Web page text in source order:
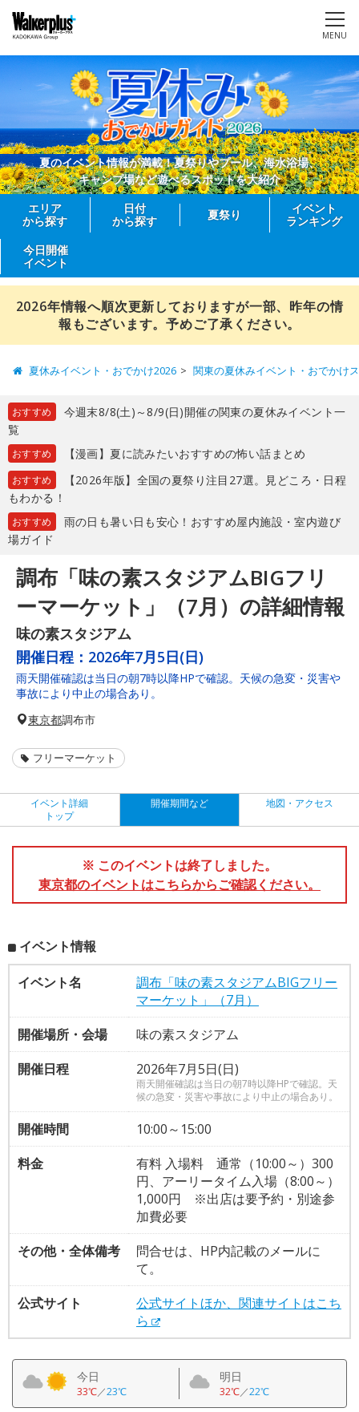
MENU
夏のイベント情報が満載！夏祭りやプール、海水浴場、
キャンプ場など遊べるスポットを大紹介
エリア
から探す
日付
から探す
夏祭り
イベント
ランキング
今日開催
イベント
2026年情報へ順次更新しておりますが一部、昨年の情
報もございます。予めご了承ください。
夏休みイベント・おでかけ2026 関東の夏休みイベント・おでかけ
おすすめ
今週末8/8(土)～8/9(日)開催の関東の夏休みイベント一
覧
おすすめ 【漫画】夏に読みたいおすすめの怖い話まとめ
おすすめ
【2026年版】全国の夏祭り注目27選。見どころ・日程
もわかる！
おすすめ
雨の日も暑い日も安心！おすすめ屋内施設・室内遊び
場ガイド
調布「味の素スタジアムBIGフリ
ーマーケット」（7月）の詳細情報
味の素スタジアム
開催日程： 2026年7月5日(日)
雨天開催確認は当日の朝7時以降HPで確認。天候の急変・災害や
事故により中止の場合あり。
東京都調布市
フリーマーケット
イベント詳細
トップ
開催期間など 地図・アクセス
※ このイベントは終了しました。
東京都のイベントはこちらからご確認ください。
イベント情報
イベント名
調布「味の素スタジアムBIGフリー
マーケット」（7月）
開催場所・会場
味の素スタジアム
開催日程
2026年7月5日(日)
雨天開催確認は当日の朝7時以降HPで確認。天
候の急変・災害や事故により中止の場合あり。
開催時間
10:00～15:00
料金
有料 入場料 通常（10:00～）300
円、アーリータイム入場（8:00～）
1,000円 ※出店は要予約・別途参
加費必要
その他・全体備考
問合せは、HP内記載のメールに
て。
公式サイト
公式サイトほか、関連サイトはこち
ら
今日
33℃／23℃
明日
32℃／22℃